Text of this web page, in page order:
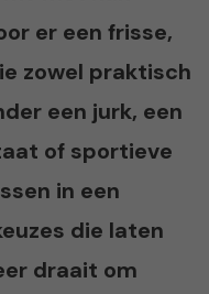
er een frisse,
zowel praktisch
een jurk, een
of sportieve
in een
die laten
draait om